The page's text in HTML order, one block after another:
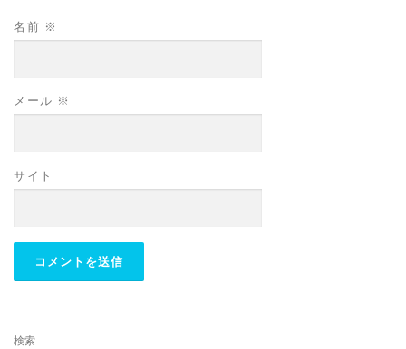
名前 ※
メール ※
サイト
検索